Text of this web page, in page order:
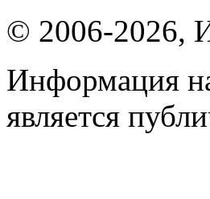
© 2006-2026,
Информация
является